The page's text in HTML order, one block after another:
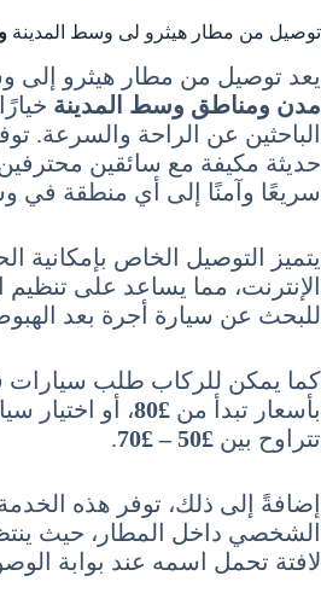
توصيل من مطار هيثرو لى وسط المدينة
يعد توصيل من مطار هيثرو إلى
مدن ومناطق وسط المدينة
الباحثين عن الراحة والسرعة.
حديثة مكيفة مع سائقين
سريعًا وآمنًا إلى أي منطقة في
يتميز التوصيل الخاص بإمكانية
الإنترنت، مما يساعد على تنظيم
للبحث عن سيارة أجرة بعد
كما يمكن للركاب طلب سيارات
بأسعار تبدأ من £80
، أو اختيار
تتراوح بين £50 – £70
.
إضافةً إلى ذلك، توفر هذه
الشخصي داخل المطار، حيث
لافتة تحمل اسمه عند بوابة